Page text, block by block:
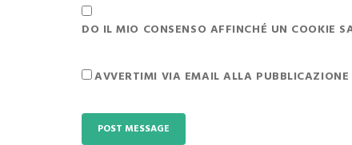
DO IL MIO CONSENSO AFFINCHÉ UN COOKIE
AVVERTIMI VIA EMAIL ALLA